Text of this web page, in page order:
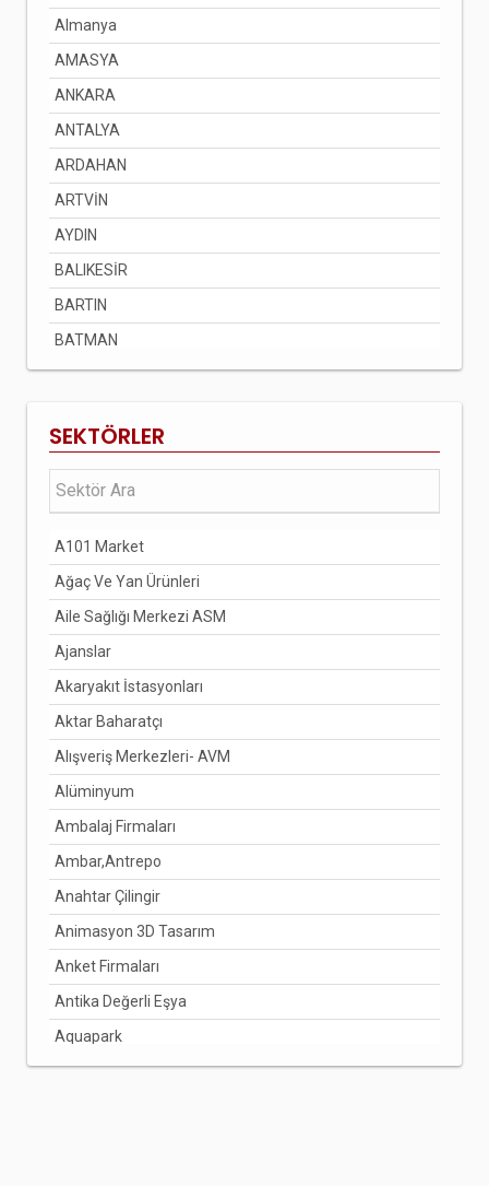
Almanya
AMASYA
ANKARA
ANTALYA
ARDAHAN
ARTVİN
AYDIN
BALIKESİR
BARTIN
BATMAN
BAYBURT
BİNGÖL
BİTLİS
BOLU
BURDUR
BURSA
ÇANAKKALE
ÇANKIRI
ÇORUM
DENİZLİ
DİYARBAKIR
DÜZCE
EDİRNE
ELAZIĞ
ERZİNCAN
ERZURUM
ESKİŞEHİR
GAZİANTEP
GİRESUN
SEKTÖRLER
A101 Market
Ağaç Ve Yan Ürünleri
Aile Sağlığı Merkezi ASM
Ajanslar
Akaryakıt İstasyonları
Aktar Baharatçı
Alışveriş Merkezleri- AVM
Alüminyum
Ambalaj Firmaları
Ambar,Antrepo
Anahtar Çilingir
Animasyon 3D Tasarım
Anket Firmaları
Antika Değerli Eşya
Aquapark
Arabuluculuk Hizmetleri